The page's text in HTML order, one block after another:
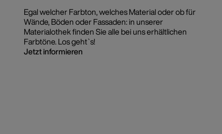
Egal welcher Farbton, welches Material oder ob für
Wände, Böden oder Fassaden: in unserer
Materialothek finden Sie alle bei uns erhältlichen
Farbtöne. Los geht`s!
Jetzt informieren